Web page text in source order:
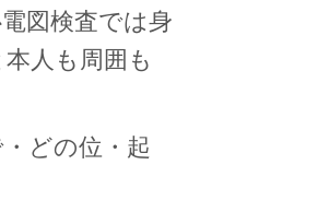
図検査では身
人も周囲も
どの位・起